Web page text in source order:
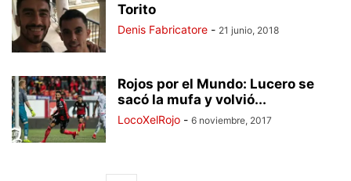
Torito
Denis Fabricatore - 21 junio, 2018
Rojos por el Mundo: Lucero se
sacó la mufa y volvió...
LocoXelRojo - 6 noviembre, 2017